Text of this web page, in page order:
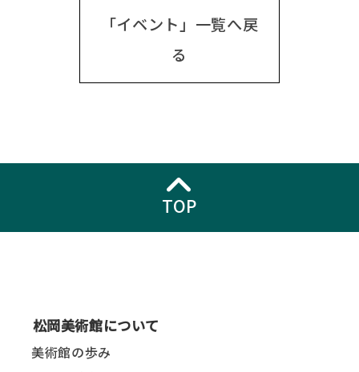
「イベント」一覧へ戻
る
TOP
松岡美術館について
美術館の歩み